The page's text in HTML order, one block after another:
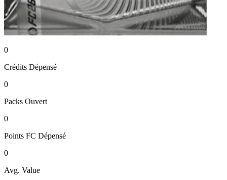
0
Crédits Dépensé
0
Packs Ouvert
0
Points FC Dépensé
0
Avg. Value